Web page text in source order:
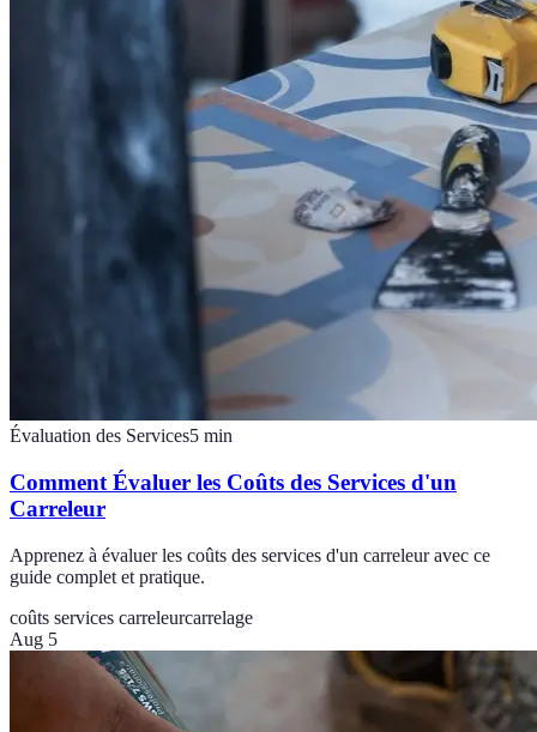
Évaluation des Services5 min
Comment Évaluer les Coûts des Services d'un
Carreleur
Apprenez à évaluer les coûts des services d'un carreleur avec ce
guide complet et pratique.
coûts services carreleurcarrelage
Aug 5